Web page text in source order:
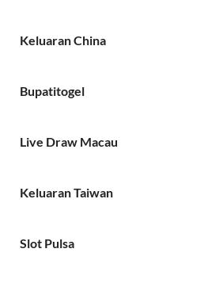
Keluaran China
Bupatitogel
Live Draw Macau
Keluaran Taiwan
Slot Pulsa